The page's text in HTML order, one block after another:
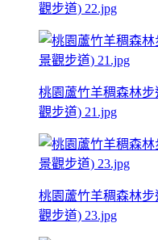
觀步道) 22.jpg
桃園蘆竹羊稠森林
觀步道) 21.jpg
桃園蘆竹羊稠森林
觀步道) 23.jpg